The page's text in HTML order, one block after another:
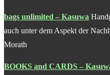
bags unlimited – Kasuwa
auch unter dem Aspekt der
Morath
BOOKS and CARDS –